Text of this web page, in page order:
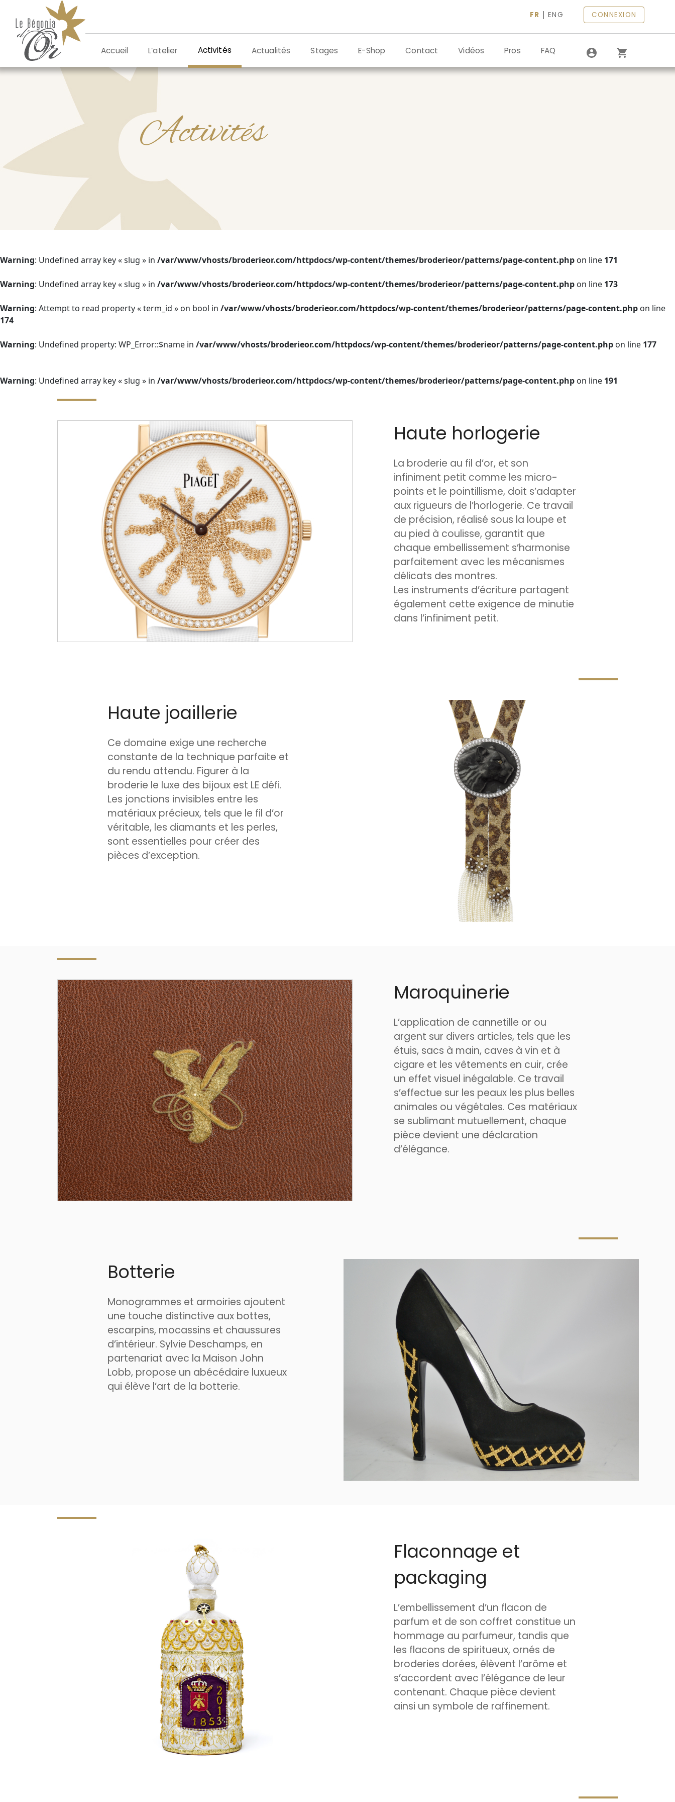
contenu
FR |ENG CONNEXION
Accueil L’atelier Activités Actualités Stages E-Shop Contact Vidéos Pros FAQ
Activités
Warning: Undefined array key « slug » in /var/www/vhosts/broderieor.com/httpdocs/wp-content/themes/broderieor/patterns/page-content.php on line 171
Warning: Undefined array key « slug » in /var/www/vhosts/broderieor.com/httpdocs/wp-content/themes/broderieor/patterns/page-content.php on line 173
Warning: Attempt to read property « term_id » on bool in /var/www/vhosts/broderieor.com/httpdocs/wp-content/themes/broderieor/patterns/page-content.php on line
174
Warning: Undefined property: WP_Error::$name in /var/www/vhosts/broderieor.com/httpdocs/wp-content/themes/broderieor/patterns/page-content.php on line 177
Warning: Undefined array key « slug » in /var/www/vhosts/broderieor.com/httpdocs/wp-content/themes/broderieor/patterns/page-content.php on line 191
Haute horlogerie
La broderie au fil d’or, et son
infiniment petit comme les micro-
points et le pointillisme, doit s’adapter
aux rigueurs de l’horlogerie. Ce travail
de précision, réalisé sous la loupe et
au pied à coulisse, garantit que
chaque embellissement s’harmonise
parfaitement avec les mécanismes
délicats des montres.
Les instruments d’écriture partagent
également cette exigence de minutie
dans l’infiniment petit.
Haute joaillerie
Ce domaine exige une recherche
constante de la technique parfaite et
du rendu attendu. Figurer à la
broderie le luxe des bijoux est LE défi.
Les jonctions invisibles entre les
matériaux précieux, tels que le fil d’or
véritable, les diamants et les perles,
sont essentielles pour créer des
pièces d’exception.
Maroquinerie
L’application de cannetille or ou
argent sur divers articles, tels que les
étuis, sacs à main, caves à vin et à
cigare et les vêtements en cuir, crée
un effet visuel inégalable. Ce travail
s’effectue sur les peaux les plus belles
animales ou végétales. Ces matériaux
se sublimant mutuellement, chaque
pièce devient une déclaration
d’élégance.
Botterie
Monogrammes et armoiries ajoutent
une touche distinctive aux bottes,
escarpins, mocassins et chaussures
d’intérieur. Sylvie Deschamps, en
partenariat avec la Maison John
Lobb, propose un abécédaire luxueux
qui élève l’art de la botterie.
Flaconnage et
packaging
L’embellissement d’un flacon de
parfum et de son coffret constitue un
hommage au parfumeur, tandis que
les flacons de spiritueux, ornés de
broderies dorées, élèvent l’arôme et
s’accordent avec l’élégance de leur
contenant. Chaque pièce devient
ainsi un symbole de raffinement.